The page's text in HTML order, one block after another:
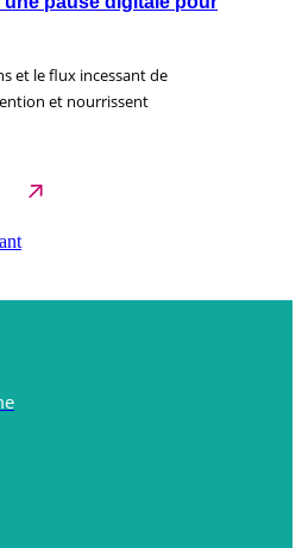
et le flux incessant de
et nourrissent